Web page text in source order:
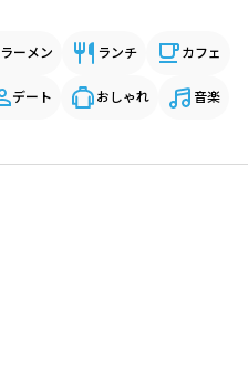
ラーメン ランチ カフェ
デート おしゃれ 音楽